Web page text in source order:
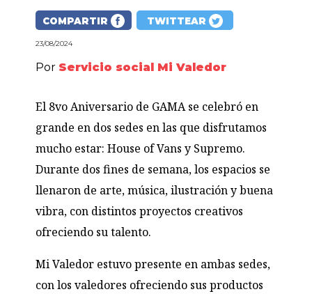
COMPARTIR TWITTEAR
23/08/2024
Por Servicio social Mi Valedor
El 8vo Aniversario de GAMA se celebró en
grande en dos sedes en las que disfrutamos
mucho estar: House of Vans y Supremo.
Durante dos fines de semana, los espacios se
llenaron de arte, música, ilustración y buena
vibra, con distintos proyectos creativos
ofreciendo su talento.
Mi Valedor estuvo presente en ambas sedes,
con los valedores ofreciendo sus productos